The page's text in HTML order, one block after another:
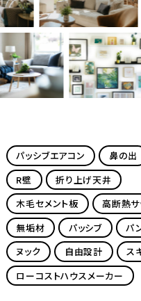
パッシブエアコン 鼻の出
R壁
折り上げ天井
木毛セメント板
高断熱サ
無垢材
パッシブ
パ
ヌック
自由設計
ス
ローコストハウスメーカー